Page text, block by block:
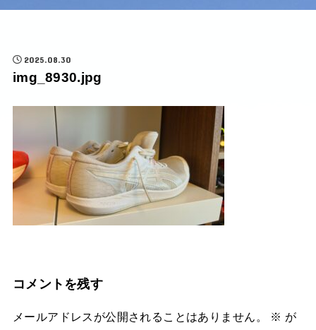
2025.08.30
img_8930.jpg
コメントを残す
メールアドレスが公開されることはありません。 ※ が